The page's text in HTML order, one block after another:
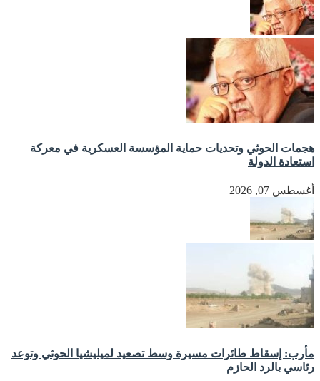
هجمات الحوثي وتحديات حماية المؤسسة العسكرية في معركة
استعادة الدولة
أغسطس 07, 2026
مأرب: إسقاط طائرات مسيرة وسط تصعيد لميليشيا الحوثي وتوعد
رئاسي بالرد الحازم